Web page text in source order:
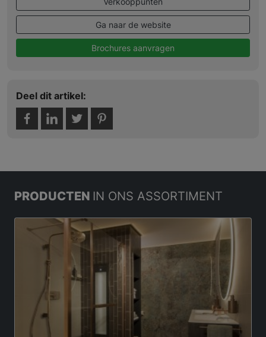
Ga naar de website
Brochures aanvragen
Deel dit artikel:
PRODUCTEN IN ONS ASSORTIMENT